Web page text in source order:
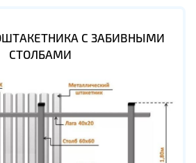
С ЗАБИВНЫМИ
СТОЛБАМИ